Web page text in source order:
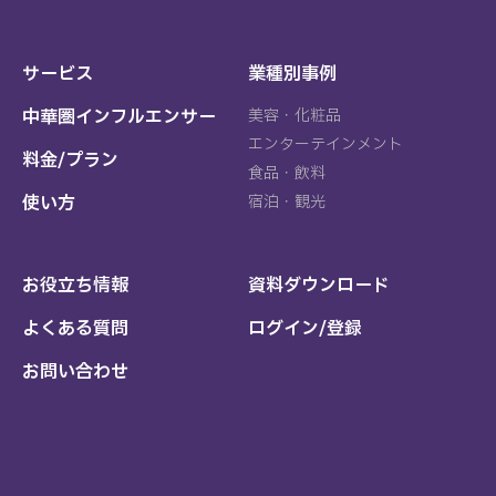
サービス
中華圏インフルエンサー
料金/プラン
使い方
業種別事例
美容・化粧品
エンターテインメント
食品・飲料
宿泊・観光
お役立ち情報
よくある質問
お問い合わせ
資料ダウンロード
ログイン/登録